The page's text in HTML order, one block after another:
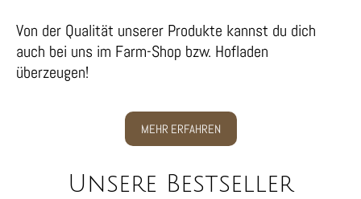
Von der Qualität unserer Produkte kannst du dich
auch bei uns im Farm-Shop bzw. Hofladen
überzeugen!
MEHR ERFAHREN
Unsere Bestseller